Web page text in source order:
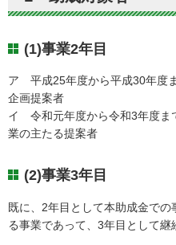
(1)事業2年目
ア 平成25年度から平成30年度
企画提案者
イ 令和元年度から令和3年度ま
業の主たる提案者
(2)事業3年目
既に、2年目として本助成金で
る事業であって、3年目として